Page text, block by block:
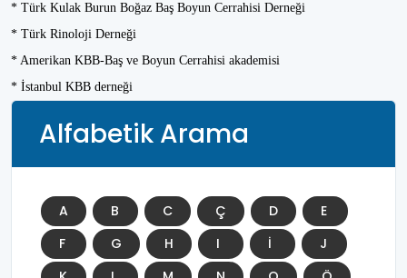
* Türk Kulak Burun Boğaz Baş Boyun Cerrahisi Derneği
* Türk Rinoloji Derneği
* Amerikan KBB-Baş ve Boyun Cerrahisi akademisi
* İstanbul KBB derneği
Alfabetik Arama
A B C Ç D
E
F
G H I İ
J